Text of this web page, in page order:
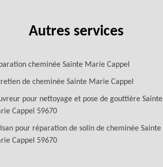
Autres services
cheminée Sainte Marie Cappel
de cheminée Sainte Marie Cappel
pour nettoyage et pose de gouttière Sainte
Cappel 59670
pour réparation de solin de cheminée Sainte
Cappel 59670